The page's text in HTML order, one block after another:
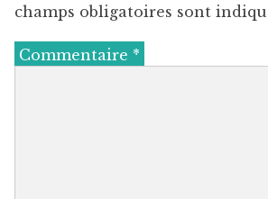
champs obligatoires sont
Commentaire *